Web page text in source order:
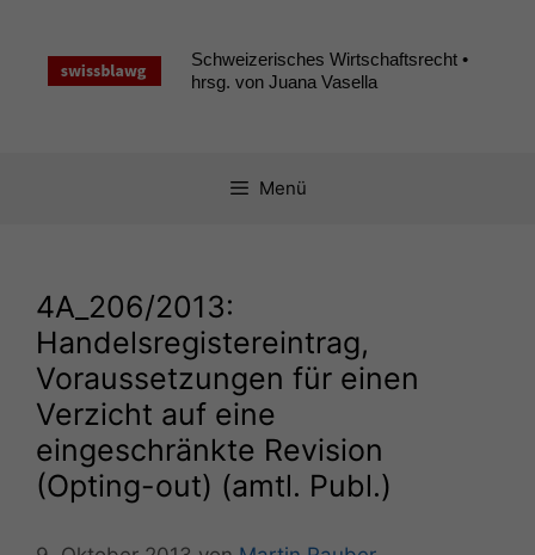
springen
Schweizerisches Wirtschaftsrecht •
hrsg. von Juana Vasella
Menü
4A_206/2013:
Handelsregistereintrag,
Voraussetzungen für einen
Verzicht auf eine
eingeschränkte Revision
(Opting-out) (amtl. Publ.)